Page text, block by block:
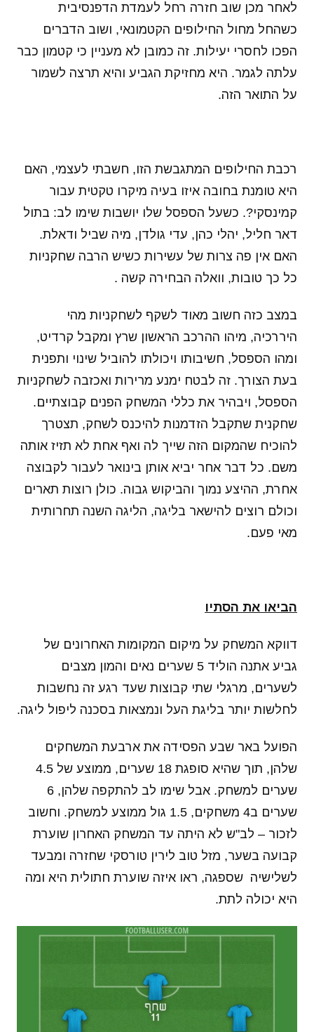
לאחר מכן שוב חזרה רחל לעמדת הדפנסיבית
כשהחל מחול החילופים הקטמונאי, ושוב הדברים
הפכו לחסרי יעילות. זה כמובן לא מעניין כי קטמון כבר
עלתה לגמר. היא מחזיקת הגביע והיא תרצה לשמור
על התואר הזה.
רכבת החילופים המתגבשת הזו, חשבתי לעצמי, האם
היא טומנת בחובה איזו בעיה מיקרו טקטית עבור
קמינסקי?. כשעל הספסל שלו יושבות שימו לב: בתול
דאר חליל, יהלי כהן, עדי גולדן, מיה שביל ודאלת.
האם אין פה צרות של עשירות כשיש הרבה שחקניות
כל כך טובות, וואלה הבחירה קשה .
במצב כזה חשוב מאוד לשקף לשחקניות מהי
היררכיה, מיהו ההרכב הראשון שרץ ומקבל קרדיט,
ומהו הספסל, חשיבותו ויכולתו להוביל שינוי ותפנית
בעת הצורך. זה לבטח ימנע מרירות ואכזבה לשחקניות
הספסל, ויבהיר את כללי המשחק הפנים קבוצתיים.
שחקנית שתקבל הזדמנות להיכנס לשחק, תצטרך
להוכיח שהמקום הזה שייך לה ואף אחת לא תזיז אותה
משם. כל דבר אחר יביא אותן בינואר לעבור לקבוצה
אחרת, ההיצע נמוך והביקוש גבוה. כולן רוצות תארים
וכולם רוצים להישאר בליגה, הליגה השנה תחרותית
מאי פעם.
הביאו את הסתיו
דווקא המשחק על מיקום המקומות האחרונים של
גביע אתנה הוליד 5 שערים נאים והמון מצבים
לשערים, מרגלי שתי קבוצות שעד רגע זה נחשבות
לחלשות יותר בליגת העל ונמצאות בסכנה ליפול ליגה.
הפועל באר שבע הפסידה את ארבעת המשחקים
שלהן, תוך שהיא סופגת 18 שערים, ממוצע של 4.5
שערים למשחק. אבל שימו לב להתקפה שלהן, 6
שערים ב4 משחקים, 1.5 גול ממוצע למשחק. וחשוב
לזכור – לב"ש לא היתה עד המשחק האחרון שוערת
קבועה בשער, מזל טוב לירין טורסקי שחזרה ומבעד
לשלישיה שספגה, ראו איזה שוערת חתולית היא ומה
היא יכולה לתת.